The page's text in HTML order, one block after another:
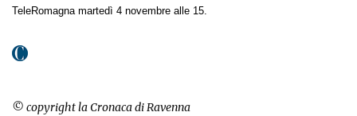
TeleRomagna martedì 4 novembre alle 15.
© copyright la Cronaca di Ravenna